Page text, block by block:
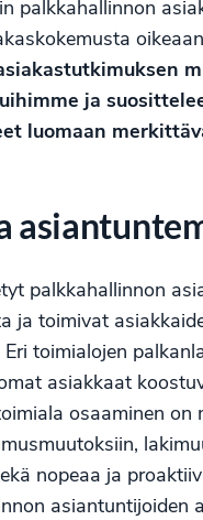
palkkahallinnon
ja
luomaan
palkkahallinnon
ja toimivat
toimialojen
asiakkaat
osaaminen on
nopeaa ja
asiantuntijoiden